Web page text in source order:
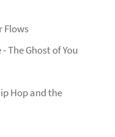
Flows
The Ghost of You
Hop and the